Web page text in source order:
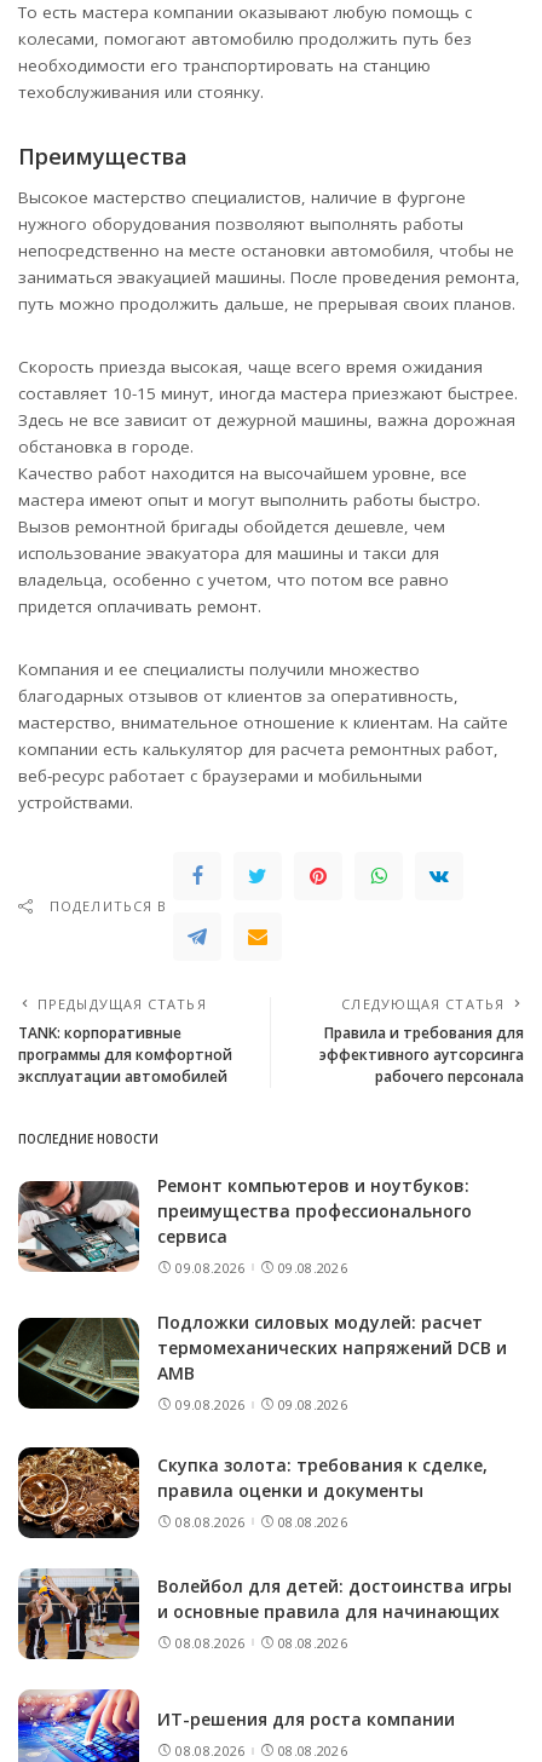
То есть мастера компании оказывают любую помощь с
колесами, помогают автомобилю продолжить путь без
необходимости его транспортировать на станцию
техобслуживания или стоянку.
Преимущества
Высокое мастерство специалистов, наличие в фургоне
нужного оборудования позволяют выполнять работы
непосредственно на месте остановки автомобиля, чтобы не
заниматься эвакуацией машины. После проведения ремонта,
путь можно продолжить дальше, не прерывая своих планов.
Скорость приезда высокая, чаще всего время ожидания
составляет 10-15 минут, иногда мастера приезжают быстрее.
Здесь не все зависит от дежурной машины, важна дорожная
обстановка в городе.
Качество работ находится на высочайшем уровне, все
мастера имеют опыт и могут выполнить работы быстро.
Вызов ремонтной бригады обойдется дешевле, чем
использование эвакуатора для машины и такси для
владельца, особенно с учетом, что потом все равно
придется оплачивать ремонт.
Компания и ее специалисты получили множество
благодарных отзывов от клиентов за оперативность,
мастерство, внимательное отношение к клиентам. На сайте
компании есть калькулятор для расчета ремонтных работ,
веб-ресурс работает с браузерами и мобильными
устройствами.
ПОДЕЛИТЬСЯ В
ПРЕДЫДУЩАЯ СТАТЬЯ
TANK: корпоративные
программы для комфортной
эксплуатации автомобилей
СЛЕДУЮЩАЯ СТАТЬЯ
Правила и требования для
эффективного аутсорсинга
рабочего персонала
ПОСЛЕДНИЕ НОВОСТИ
Ремонт компьютеров и ноутбуков:
преимущества профессионального
сервиса
09.08.2026 09.08.2026
Подложки силовых модулей: расчет
термомеханических напряжений DCB и
AMB
09.08.2026 09.08.2026
Скупка золота: требования к сделке,
правила оценки и документы
08.08.2026 08.08.2026
Волейбол для детей: достоинства игры
и основные правила для начинающих
08.08.2026 08.08.2026
ИТ-решения для роста компании
08.08.2026 08.08.2026